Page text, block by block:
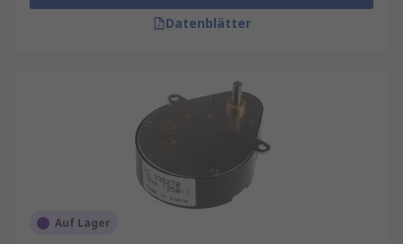
schrägverzahnte Zahnräder und leichte
Aluminiumgehäuse sorgen für optimale Leistung
sind ideal für Anwendungen
mit hohem Drehmoment und niedriger
Geschwindigkeit, insbesondere bei
Stoßbelastungen. Die Planetenradkonstruktion
sorgt für einen minimalen Wirkungsgradverlust
von nur 2 % pro Zahnradsatz und ermöglicht eine
präzise Kraftübertragung durch perfekt
Datenblätter
Auf Lager